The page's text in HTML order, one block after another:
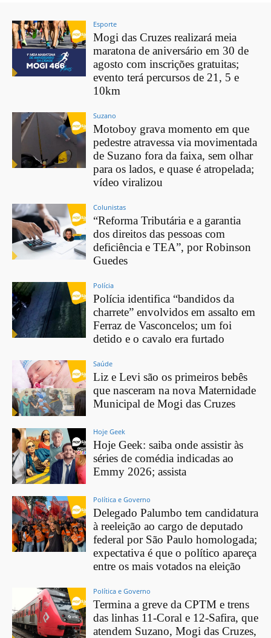
Esporte
Mogi das Cruzes realizará meia
maratona de aniversário em 30 de
agosto com inscrições gratuitas;
evento terá percursos de 21, 5 e
10km
Suzano
Motoboy grava momento em que
pedestre atravessa via movimentada
de Suzano fora da faixa, sem olhar
para os lados, e quase é atropelada;
vídeo viralizou
Colunistas
“Reforma Tributária e a garantia
dos direitos das pessoas com
deficiência e TEA”, por Robinson
Guedes
Polícia
Polícia identifica “bandidos da
charrete” envolvidos em assalto em
Ferraz de Vasconcelos; um foi
detido e o cavalo era furtado
Saúde
Liz e Levi são os primeiros bebês
que nasceram na nova Maternidade
Municipal de Mogi das Cruzes
Hoje Geek
Hoje Geek: saiba onde assistir às
séries de comédia indicadas ao
Emmy 2026; assista
Política e Governo
Delegado Palumbo tem candidatura
à reeleição ao cargo de deputado
federal por São Paulo homologada;
expectativa é que o político apareça
entre os mais votados na eleição
Política e Governo
Termina a greve da CPTM e trens
das linhas 11-Coral e 12-Safira, que
atendem Suzano, Mogi das Cruzes,